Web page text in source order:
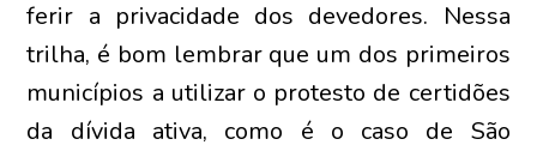
ferir a privacidade dos devedores. Nessa
trilha, é bom lembrar que um dos primeiros
municípios a utilizar o protesto de certidões
da dívida ativa, como é o caso de São